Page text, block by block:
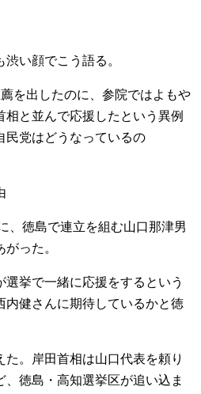
い顔でこう語る。
を出したのに、参院ではよもや
と並んで応援したという異例
民党はどうなっているの
、徳島で連立を組む山口那津男
った。
選挙で一緒に応援をするという
内健さんに期待しているかと徳
。岸田首相は山口代表を頼り
徳島・高知選挙区が追い込ま